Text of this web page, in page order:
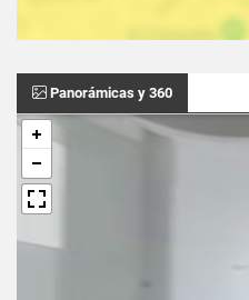
Panorámicas y 360